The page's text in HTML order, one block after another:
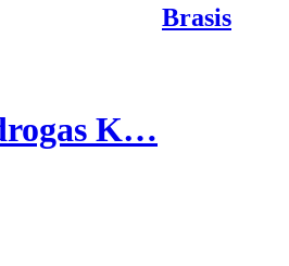
Brasis
K…